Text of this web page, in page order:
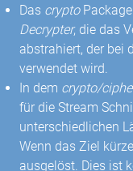
Das crypto
Decrypter, die das
abstrahiert, der bei
verwendet wird.
In dem crypto/
für die Stream
unterschiedlichen
Wenn das Ziel
ausgelöst. Dies ist